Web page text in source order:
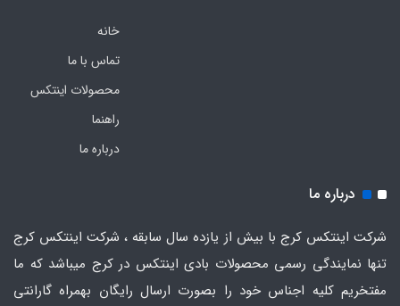
خانه
تماس با ما
محصولات اینتکس
راهنما
درباره ما
درباره ما
شرکت اینتکس کرج با بیش از یازده سال سابقه ، شرکت اینتکس کرج
تنها نمایندگی رسمی محصولات بادی اینتکس در کرج میباشد که ما
مفتخریم کلیه اجناس خود را بصورت ارسال رایگان بهمراه گارانتی